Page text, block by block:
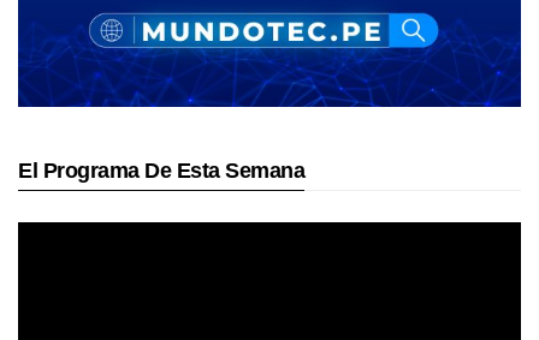
El Programa De Esta Semana